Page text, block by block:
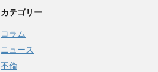
カテゴリー
コラム
ニュース
不倫